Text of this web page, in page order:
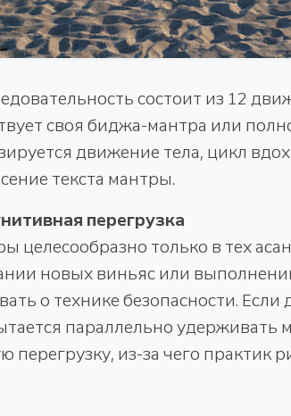
состоит из 12
своя биджа-мантра или
движение тела, цикл
текста мантры.
перегрузка
целесообразно только в тех
новых виньяс или
о технике безопасности. Если
параллельно удерживать
перегрузку, из-за чего практик